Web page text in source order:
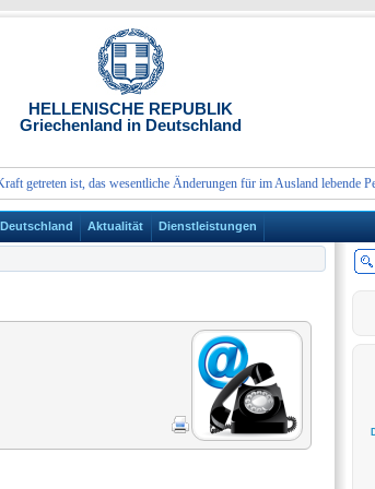
HELLENISCHE REPUBLIK
Griechenland in Deutschland
ist, das wesentliche Änderungen für im Ausland lebende
Aktualität Dienstleistungen